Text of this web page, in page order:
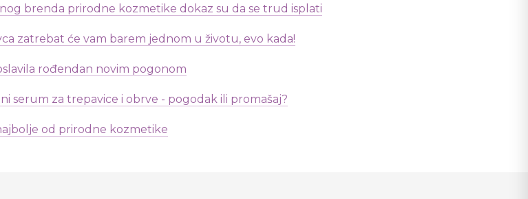
brenda prirodne kozmetike dokaz su da se trud isplati
zatrebat će vam barem jednom u životu, evo kada!
rođendan novim pogonom
serum za trepavice i obrve - pogodak ili promašaj?
od prirodne kozmetike